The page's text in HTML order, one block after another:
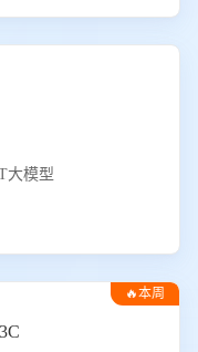
大模型
🔥本周